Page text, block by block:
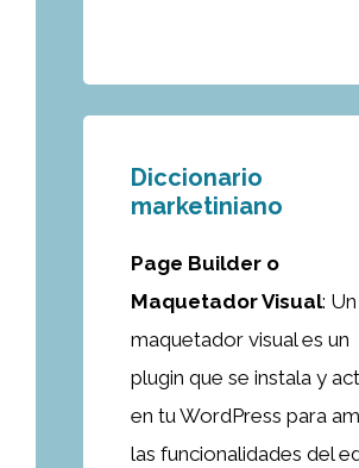
Diccionario
marketiniano
Page Builder o
Maquetador Visual: Un
maquetador visual es un
plugin que se instala y
en tu WordPress para
las funcionalidades del